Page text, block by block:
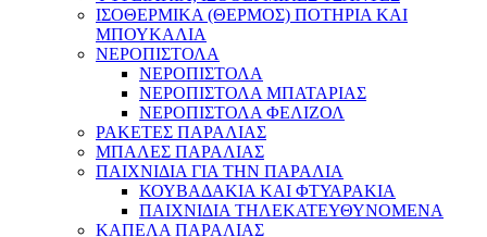
ΙΣΟΘΕΡΜΙΚΑ (ΘΕΡΜΟΣ) ΠΟΤΗΡΙΑ ΚΑΙ
ΜΠΟΥΚΑΛΙΑ
ΝΕΡΟΠΙΣΤΟΛΑ
ΝΕΡΟΠΙΣΤΟΛΑ
ΝΕΡΟΠΙΣΤΟΛΑ ΜΠΑΤΑΡΙΑΣ
ΝΕΡΟΠΙΣΤΟΛΑ ΦΕΛΙΖΟΛ
ΡΑΚΕΤΕΣ ΠΑΡΑΛΙΑΣ
ΜΠΑΛΕΣ ΠΑΡΑΛΙΑΣ
ΠΑΙΧΝΙΔΙΑ ΓΙΑ ΤΗΝ ΠΑΡΑΛΙΑ
ΚΟΥΒΑΔΑΚΙΑ ΚΑΙ ΦΤΥΑΡΑΚΙΑ
ΠΑΙΧΝΙΔΙΑ ΤΗΛΕΚΑΤΕΥΘΥΝΟΜΕΝΑ
ΚΑΠΕΛΑ ΠΑΡΑΛΙΑΣ